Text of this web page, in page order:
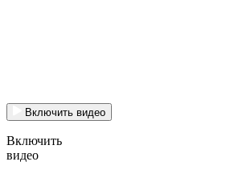
Включить видео
Включить
видео